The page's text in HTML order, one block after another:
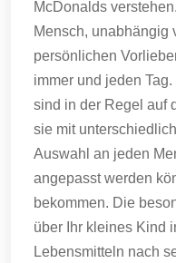
McDonalds verstehen.
Mensch, unabhängig
persönlichen
immer und jeden Tag.
sind in der Regel auf
sie mit
Auswahl an jeden
angepasst werden
bekommen. Die
über Ihr kleines Kind
Lebensmitteln nach